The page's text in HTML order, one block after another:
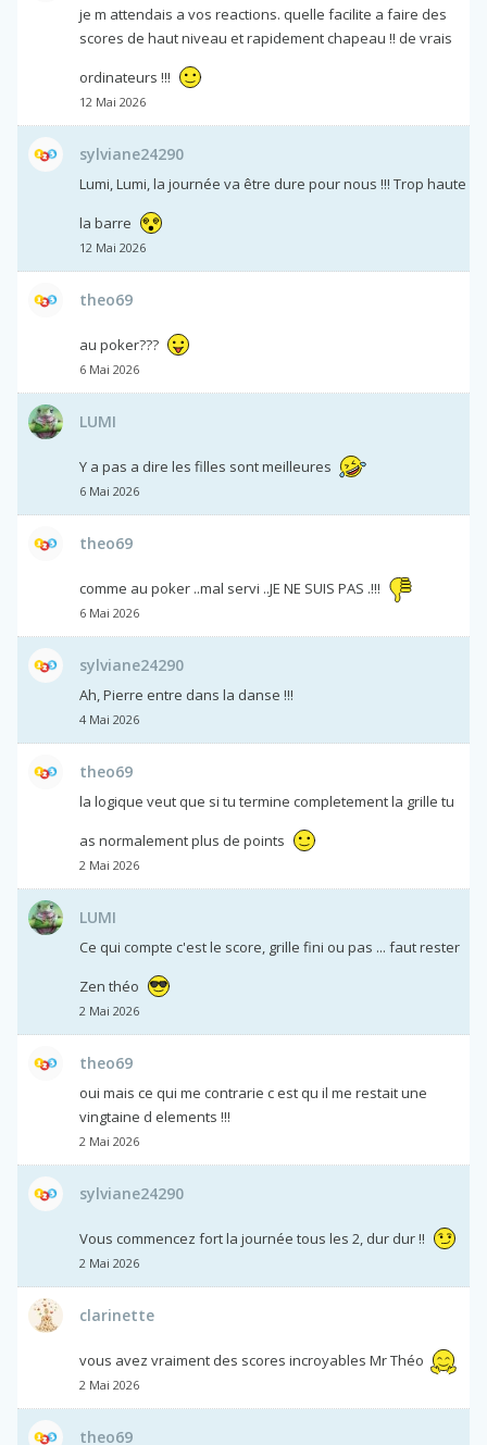
je m attendais a vos reactions. quelle facilite a faire des
scores de haut niveau et rapidement chapeau !! de vrais
ordinateurs !!!
12 Mai 2026
sylviane24290
Lumi, Lumi, la journée va être dure pour nous !!! Trop haute
la barre
12 Mai 2026
theo69
au poker???
6 Mai 2026
LUMI
Y a pas a dire les filles sont meilleures
6 Mai 2026
theo69
comme au poker ..mal servi ..JE NE SUIS PAS .!!!
6 Mai 2026
sylviane24290
Ah, Pierre entre dans la danse !!!
4 Mai 2026
theo69
la logique veut que si tu termine completement la grille tu
as normalement plus de points
2 Mai 2026
LUMI
Ce qui compte c'est le score, grille fini ou pas ... faut rester
Zen théo
2 Mai 2026
theo69
oui mais ce qui me contrarie c est qu il me restait une
vingtaine d elements !!!
2 Mai 2026
sylviane24290
Vous commencez fort la journée tous les 2, dur dur !!
2 Mai 2026
clarinette
vous avez vraiment des scores incroyables Mr Théo
2 Mai 2026
theo69